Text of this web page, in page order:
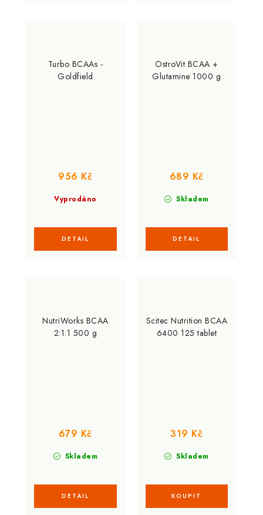
Turbo BCAAs -
Goldfield
Vyprodáno
956 Kč
OstroVit BCAA +
Glutamine 1000 g
Skladem
689 Kč
NutriWorks BCAA
2:1:1 500 g
Skladem
679 Kč
Scitec Nutrition BCAA
6400 125 tablet
Skladem
319 Kč